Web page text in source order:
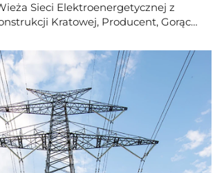
Sieci Elektroenergetycznej z
Kratowej, Producent, Gorąco